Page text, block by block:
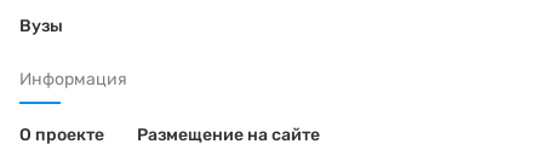
Вузы
Информация
О проекте Размещение на сайте